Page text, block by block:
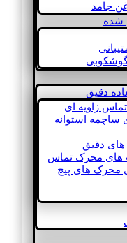
جامد
شده
گوشکوبی
دقیق
زاویه ای
ساچمه استوانه
دقیق
های محرک تماس
محرک های پیچ